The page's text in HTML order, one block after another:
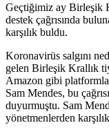
Geçtiğimiz ay Birleşik
destek çağrısında
karşılık buldu.
Koronavirüs salgını
gelen Birleşik Krallık
Amazon gibi
Sam Mendes, bu
duyurmuştu. Sam
yönetmenlerden